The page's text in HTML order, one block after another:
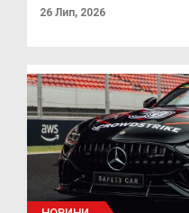
26 Лип, 2026